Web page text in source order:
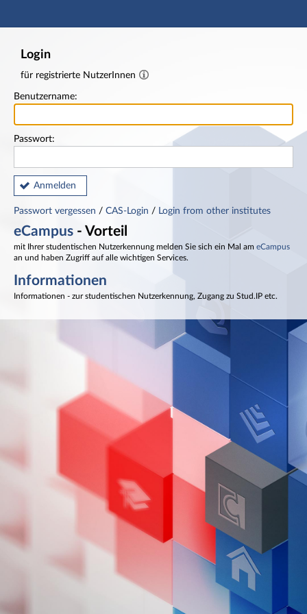
Hauptnavigation
Login
für registrierte NutzerInnen
Benutzername:
Passwort:
Anmelden
Passwort vergessen / CAS-Login / Login from other institutes
eCampus - Vorteil
mit Ihrer studentischen Nutzerkennung melden Sie sich ein Mal am eCampus
an und haben Zugriff auf alle wichtigen Services.
Informationen
Informationen - zur studentischen Nutzerkennung, Zugang zu Stud.IP etc.